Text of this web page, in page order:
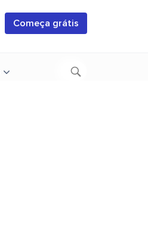
Começa grátis